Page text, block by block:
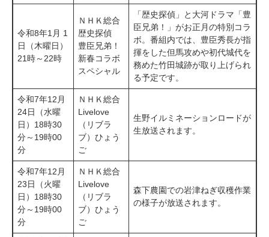
令和8年1月 1
日（木曜日）
21時～22時
ＮＨＫ総合
歴史探偵
豊臣兄弟！
新春コラボ
スペシャル
「歴史探偵」と大河ドラマ「豊
臣兄弟！」がお正月の特別コラ
ボ。番組内では、豊臣秀長が指
揮をした但馬攻めや初代城代を
務めた竹田城跡が取り上げられ
る予定です。
令和7年12月
24日（水曜
日）18時30
分～19時00
分
ＮＨＫ総合
​Livelove
（リブラ
ブ）ひょう
ご
生野イルミネーションロードが
生放送されます。
令和7年12月
23日（火曜
日）18時30
分～19時00
分
ＮＨＫ総合
​Livelove
（リブラ
ブ）ひょう
ご
森下農園での岩津ねぎ収穫作業
の様子が放送されます。